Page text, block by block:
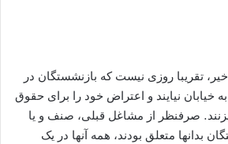
تقریبا روزی نیست که بازنشستگان در
نیایند و اعتراض خود را برای حقوق
صرفنظر از مشاغل قبلی، صنف و یا
بدانها متعلق بودند، همه آنها در یک